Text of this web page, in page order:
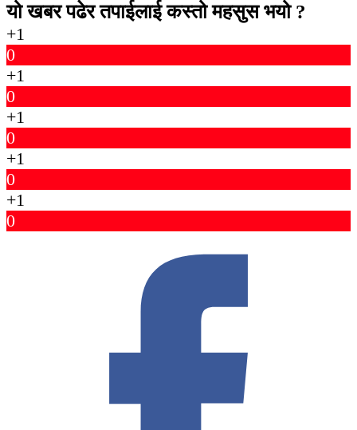
यो खबर पढेर तपाईलाई कस्तो महसुस भयो ?
+1
0
+1
0
+1
0
+1
0
+1
0